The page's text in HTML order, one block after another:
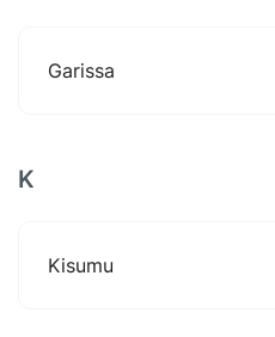
Garissa
K
Kisumu